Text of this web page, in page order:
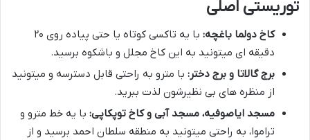
توریستی اصلی
کاخ دولما باغچه:
با یه تاکسی کوتاه یا حتی پیاده روی ۲۰
دقیقه ای میتونید به این کاخ مجلل و باشکوه برسید.
برج گالاتا و برج دختر: با مترو به راحتی قابل دسترسه و میتونید
از منظره های بی نظیرشون لذت ببرید.
مسجد ایاصوفیه، مسجد آبی و کاخ توپکاپی: با یه خط مترو و
تراموا، به راحتی میتونید به منطقه سلطان احمد برسید و از